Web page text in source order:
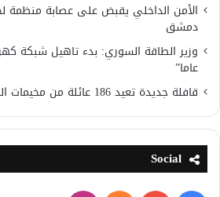
الأمن الداخلي يقبض على عصابة منظمة
دمشق
عاما”
قافلة جديدة تعيد 186 عائلة من مخيمات الشمال إلى ريف حماة
Social